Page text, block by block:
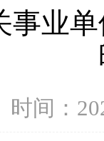
事业
时间：